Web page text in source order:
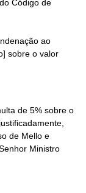
ao
de 5% sobre o
de Mello e
Ministro